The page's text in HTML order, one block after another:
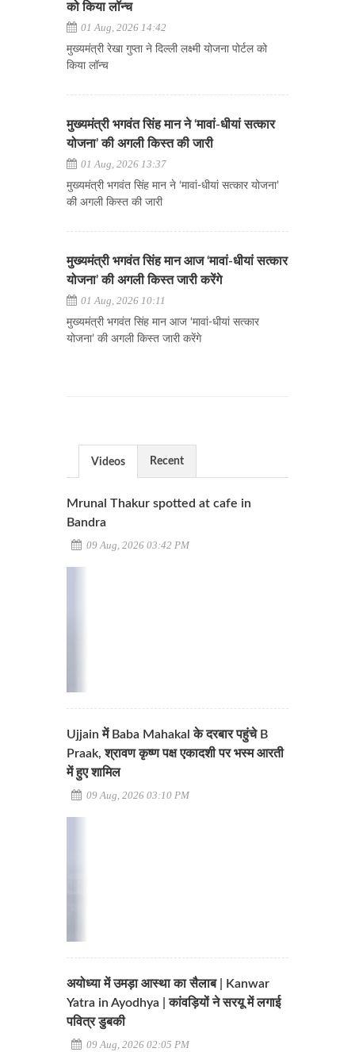
को किया लॉन्च
01 Aug, 2026 14:42
मुख्यमंत्री रेखा गुप्ता ने दिल्ली लक्ष्मी योजना पोर्टल को
किया लॉन्च
मुख्यमंत्री भगवंत सिंह मान ने ‘मावां-धीयां सत्कार
योजना’ की अगली किस्त की जारी
01 Aug, 2026 13:37
मुख्यमंत्री भगवंत सिंह मान ने ‘मावां-धीयां सत्कार योजना’
की अगली किस्त की जारी
मुख्यमंत्री भगवंत सिंह मान आज ‘मावां-धीयां सत्कार
योजना’ की अगली किस्त जारी करेंगे
01 Aug, 2026 10:11
मुख्यमंत्री भगवंत सिंह मान आज ‘मावां-धीयां सत्कार
योजना’ की अगली किस्त जारी करेंगे
Videos Recent
Mrunal Thakur spotted at cafe in
Bandra
09 Aug, 2026 03:42 PM
Ujjain में Baba Mahakal के दरबार पहुंचे B
Praak, श्रावण कृष्ण पक्ष एकादशी पर भस्म आरती
में हुए शामिल
09 Aug, 2026 03:10 PM
अयोध्या में उमड़ा आस्था का सैलाब | Kanwar
Yatra in Ayodhya | कांवड़ियों ने सरयू में लगाई
पवित्र डुबकी
09 Aug, 2026 02:05 PM